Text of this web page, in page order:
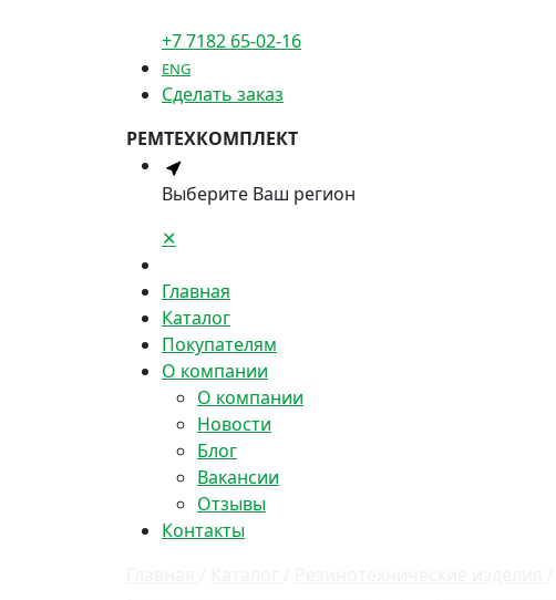
+7 7182 65-02-16
ENG
Сделать заказ
РЕМТЕХКОМПЛЕКТ
Выберите Ваш регион
✕
Главная
Каталог
Покупателям
О компании
О компании
Новости
Блог
Вакансии
Отзывы
Контакты